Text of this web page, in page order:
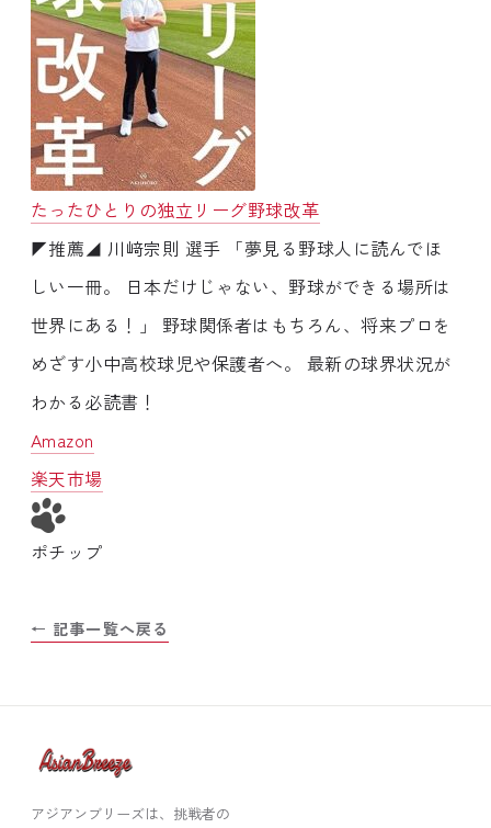
たったひとりの独立リーグ野球改革
◤推薦◢ 川﨑宗則 選手 「夢見る野球人に読んでほ
しい一冊。 日本だけじゃない、野球ができる場所は
世界にある！」 野球関係者はもちろん、将来プロを
めざす小中高校球児や保護者へ。 最新の球界状況が
わかる必読書！
Amazon
楽天市場
ポチップ
← 記事一覧へ戻る
アジアンブリーズは、挑戦者の